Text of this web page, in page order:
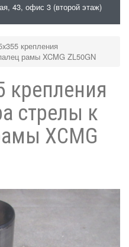
43, офис 3 (второй этаж)
крепления
рамы XCMG ZL50GN
крепления
стрелы к
XCMG